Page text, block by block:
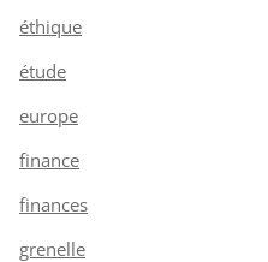
éthique
étude
europe
finance
finances
grenelle